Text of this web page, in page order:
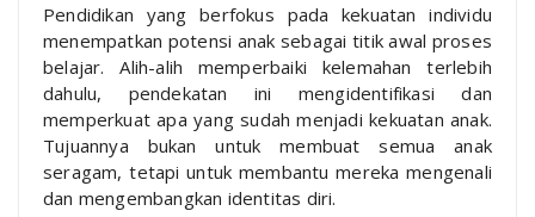
Pendidikan yang berfokus pada kekuatan individu
menempatkan potensi anak sebagai titik awal proses
belajar. Alih-alih memperbaiki kelemahan terlebih
dahulu, pendekatan ini mengidentifikasi dan
memperkuat apa yang sudah menjadi kekuatan anak.
Tujuannya bukan untuk membuat semua anak
seragam, tetapi untuk membantu mereka mengenali
dan mengembangkan identitas diri.